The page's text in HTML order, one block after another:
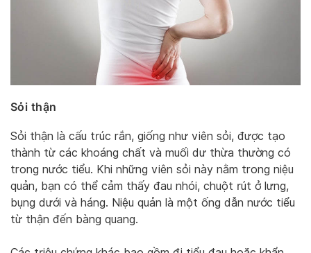
Sỏi thận
Sỏi thận là cấu trúc rắn, giống như viên sỏi, được tạo
thành từ các khoáng chất và muối dư thừa thường có
trong nước tiểu. Khi những viên sỏi này nằm trong niệu
quản, bạn có thể cảm thấy đau nhói, chuột rút ở lưng,
bụng dưới và háng. Niệu quản là một ống dẫn nước tiểu
từ thận đến bàng quang.